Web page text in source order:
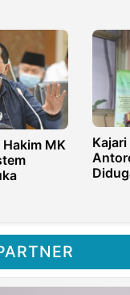
Hakim MK